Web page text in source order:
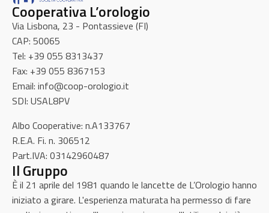
Cooperativa L’orologio
Via Lisbona, 23 - Pontassieve (FI)
CAP: 50065
Tel: +39 055 8313437
Fax: +39 055 8367153
Email: info@coop-orologio.it
SDI: USAL8PV
Albo Cooperative: n.A133767
R.E.A. Fi. n. 306512
Part.IVA: 03142960487
Il Gruppo
È il 21 aprile del 1981 quando le lancette de L’Orologio hanno
iniziato a girare. L'esperienza maturata ha permesso di fare